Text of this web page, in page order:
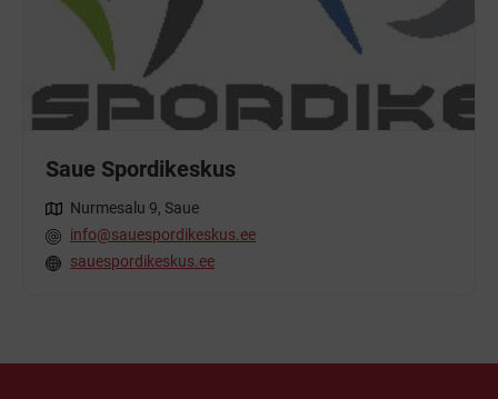
Saue Spordikeskus
Nurmesalu 9, Saue
info@sauespordikeskus.ee
sauespordikeskus.ee